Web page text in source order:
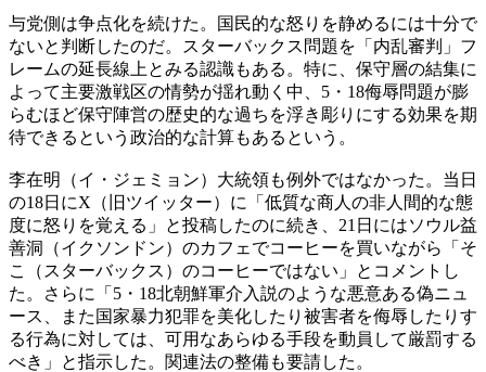
与党側は争点化を続けた。国民的な怒りを静めるには十分で
ないと判断したのだ。スターバックス問題を「内乱審判」フ
レームの延長線上とみる認識もある。特に、保守層の結集に
よって主要激戦区の情勢が揺れ動く中、5・18侮辱問題が膨
らむほど保守陣営の歴史的な過ちを浮き彫りにする効果を期
待できるという政治的な計算もあるという。
李在明（イ・ジェミョン）大統領も例外ではなかった。当日
の18日にX（旧ツイッター）に「低質な商人の非人間的な態
度に怒りを覚える」と投稿したのに続き、21日にはソウル益
善洞（イクソンドン）のカフェでコーヒーを買いながら「そ
こ（スターバックス）のコーヒーではない」とコメントし
た。さらに「5・18北朝鮮軍介入説のような悪意ある偽ニュ
ース、また国家暴力犯罪を美化したり被害者を侮辱したりす
る行為に対しては、可用なあらゆる手段を動員して厳罰する
べき」と指示した。関連法の整備も要請した。